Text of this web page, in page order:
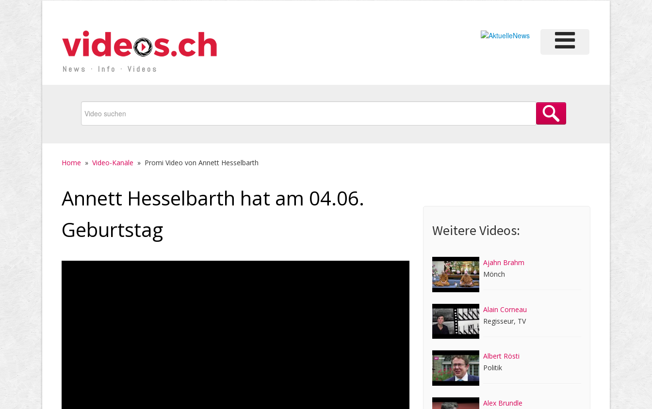
News · Info · Videos
Home » Video-Kanäle » Promi Video von Annett Hesselbarth
Annett Hesselbarth hat am 04.06.
Geburtstag
Weitere Videos:
Ajahn Brahm
Mönch
Alain Corneau
Regisseur, TV
Albert Rösti
Politik
Alex Brundle